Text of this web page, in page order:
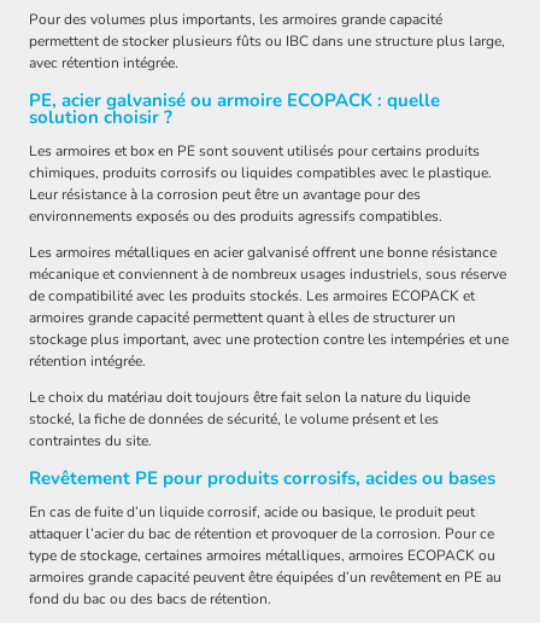
Pour des volumes plus importants, les armoires grande capacité
permettent de stocker plusieurs fûts ou IBC dans une structure plus large,
avec rétention intégrée.
PE, acier galvanisé ou armoire ECOPACK : quelle
solution choisir ?
Les armoires et box en PE sont souvent utilisés pour certains produits
chimiques, produits corrosifs ou liquides compatibles avec le plastique.
Leur résistance à la corrosion peut être un avantage pour des
environnements exposés ou des produits agressifs compatibles.
Les armoires métalliques en acier galvanisé offrent une bonne résistance
mécanique et conviennent à de nombreux usages industriels, sous réserve
de compatibilité avec les produits stockés. Les armoires ECOPACK et
armoires grande capacité permettent quant à elles de structurer un
stockage plus important, avec une protection contre les intempéries et une
rétention intégrée.
Le choix du matériau doit toujours être fait selon la nature du liquide
stocké, la fiche de données de sécurité, le volume présent et les
contraintes du site.
Revêtement PE pour produits corrosifs, acides ou bases
En cas de fuite d’un liquide corrosif, acide ou basique, le produit peut
attaquer l’acier du bac de rétention et provoquer de la corrosion. Pour ce
type de stockage, certaines armoires métalliques, armoires ECOPACK ou
armoires grande capacité peuvent être équipées d’un revêtement en PE au
fond du bac ou des bacs de rétention.